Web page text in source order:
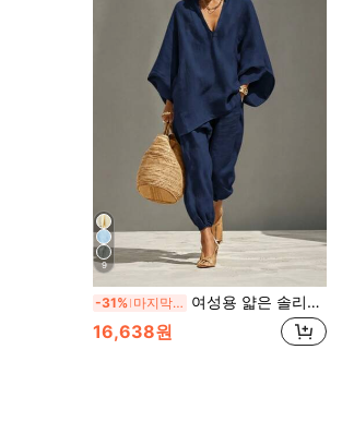
9
-31% 마지막 3일 여성용 얇은 솔리드 컬러 우아한 캐주얼 브이넥 세트
16,638원